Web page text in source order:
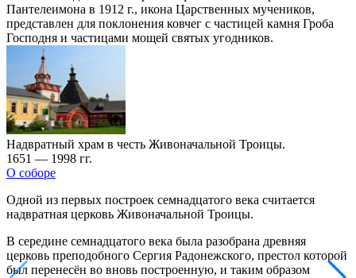
Пантелеимона в 1912 г., икона Царственных мучеников,
представлен для поклонения ковчег с частицей камня Гроба
Господня и частицами мощей святых угодников.
Надвратный храм в честь Живоначальной Троицы.
1651 — 1998 гг.
О соборе
Одной из первых построек семнадцатого века считается
надвратная церковь Живоначальной Троицы.
В середине семнадцатого века была разобрана древняя
церковь преподобного Сергия Радонежского, престол которой
был перенесён во вновь построенную, и таким образом